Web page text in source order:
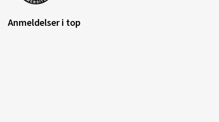
Anmeldelser i top